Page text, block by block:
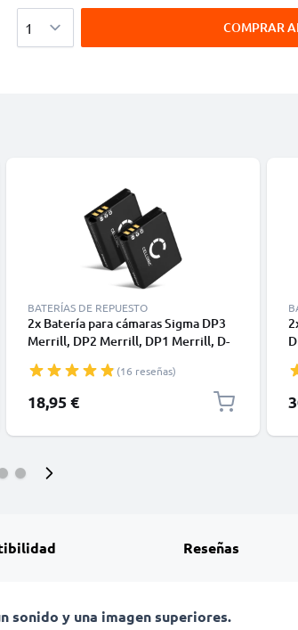
COMPRAR
BATERÍAS DE REPUESTO
2x Batería para cámaras Sigma DP3
Merrill, DP2 Merrill, DP1 Merrill, D-
1100mAh 3.6V - 3.7V de CELLONIC
(16 reseñas)
18,95 €
Reseñas
sonido y una imagen superiores.